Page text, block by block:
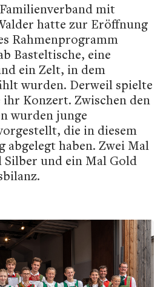
mit
hatte zur Eröffnung
Rahmenprogramm
Basteltische, eine
ein Zelt, in dem
wurden. Derweil spielte
Konzert. Zwischen den
wurden junge
die in diesem
abgelegt haben. Zwei Mal
Silber und ein Mal Gold